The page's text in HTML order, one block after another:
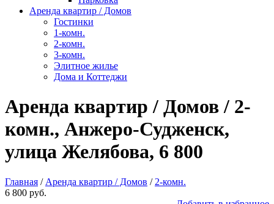
Аренда квартир / Домов
Гостинки
1-комн.
2-комн.
3-комн.
Элитное жилье
Дома и Коттеджи
Аренда квартир / Домов / 2-
комн., Анжеро-Судженск,
улица Желябова, 6 800
Главная / Аренда квартир / Домов / 2-комн.
6 800 руб.